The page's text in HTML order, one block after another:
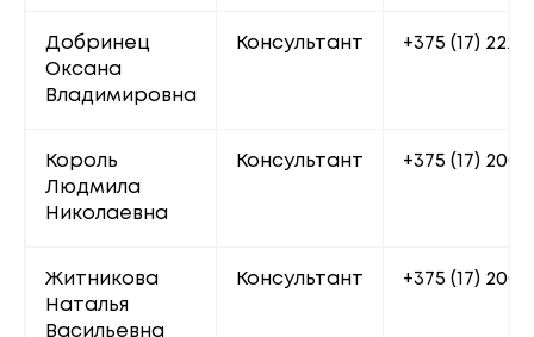
Добринец
Оксана
Владимировна
Консультант +375 (17) 222
Король
Людмила
Николаевна
Консультант +375 (17) 200
Житникова
Наталья
Васильевна
Консультант +375 (17) 200